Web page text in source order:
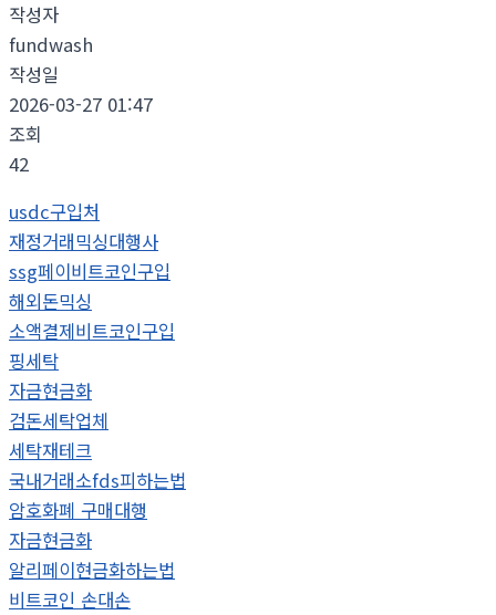
작성자
fundwash
작성일
2026-03-27 01:47
조회
42
usdc구입처
재정거래믹싱대행사
ssg페이비트코인구입
해외돈믹싱
소액결제비트코인구입
핑세탁
자금현금화
검돈세탁업체
세탁재테크
국내거래소fds피하는법
암호화폐 구매대행
자금현금화
알리페이현금화하는법
비트코인 손대손